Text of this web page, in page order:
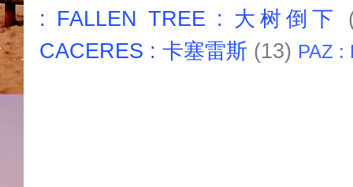
: FALLEN TREE : 大树倒下
CACERES : 卡塞雷斯 (13) PAZ :